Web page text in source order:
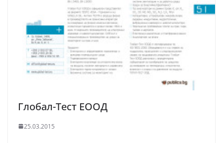
Глобал-Тест ЕООД
25.03.2015